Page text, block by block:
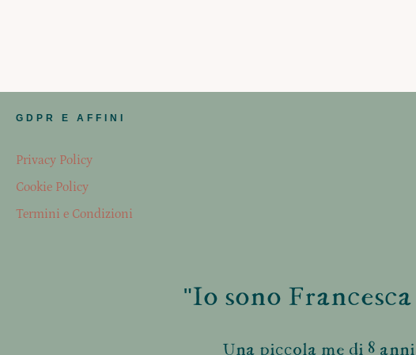
GDPR E AFFINI
Privacy Policy
Cookie Policy
Termini e Condizioni
"Io sono
Una piccola me di 8